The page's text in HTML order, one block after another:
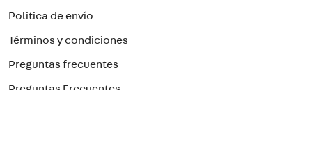
Politica de envío
Términos y condiciones
Preguntas frecuentes
Preguntas Frecuentes